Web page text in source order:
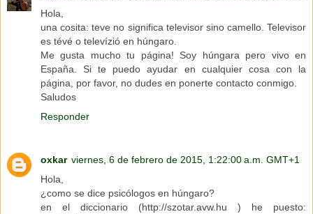
Hola,
una cosita: teve no significa televisor sino camello. Televisor
es tévé o televízió en húngaro.
Me gusta mucho tu página! Soy húngara pero vivo en
España. Si te puedo ayudar en cualquier cosa con la
página, por favor, no dudes en ponerte contacto conmigo.
Saludos
Responder
oxkar viernes, 6 de febrero de 2015, 1:22:00 a.m. GMT+1
Hola,
¿como se dice psicólogos en húngaro?
en el diccionario (http://szotar.avw.hu ) he puesto: